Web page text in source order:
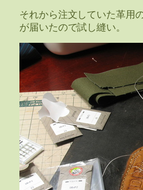
それから注文していた革用
が届いたので試し縫い。